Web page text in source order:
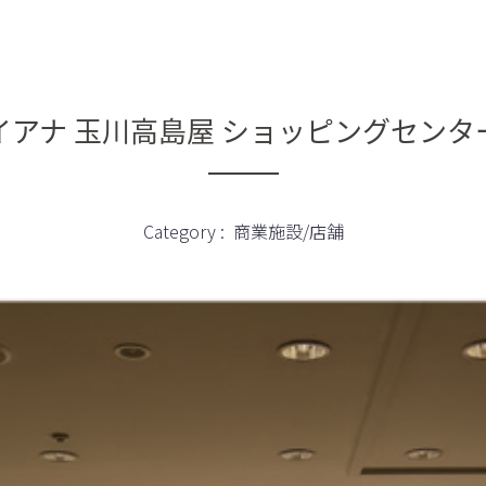
アナ 玉川高島屋 ショッピングセンタ
Category : 商業施設/店舗